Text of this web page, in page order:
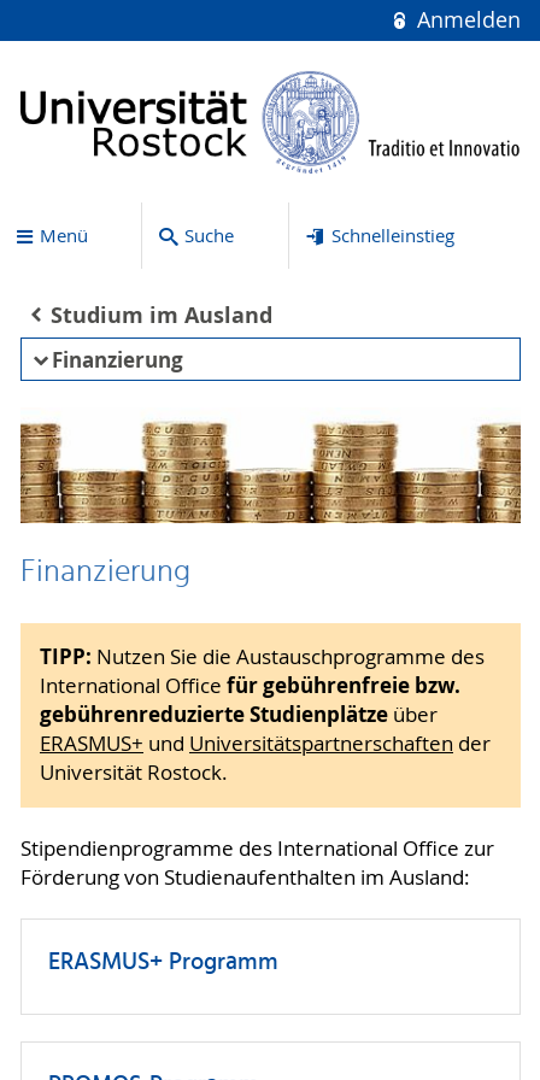
Anmelden
Menü Suche Schnelleinstieg
Studium im Ausland
Finanzierung
Finanzierung
TIPP: Nutzen Sie die Austauschprogramme des
International Office für gebührenfreie bzw.
gebührenreduzierte Studienplätze über
ERASMUS+ und Universitätspartnerschaften der
Universität Rostock.
Stipendienprogramme des International Office zur
Förderung von Studienaufenthalten im Ausland:
ERASMUS+ Programm